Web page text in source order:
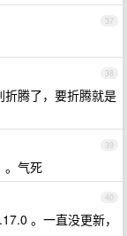
37
38
腾了，要折腾就是
39
。气死
40
。一直没更新，